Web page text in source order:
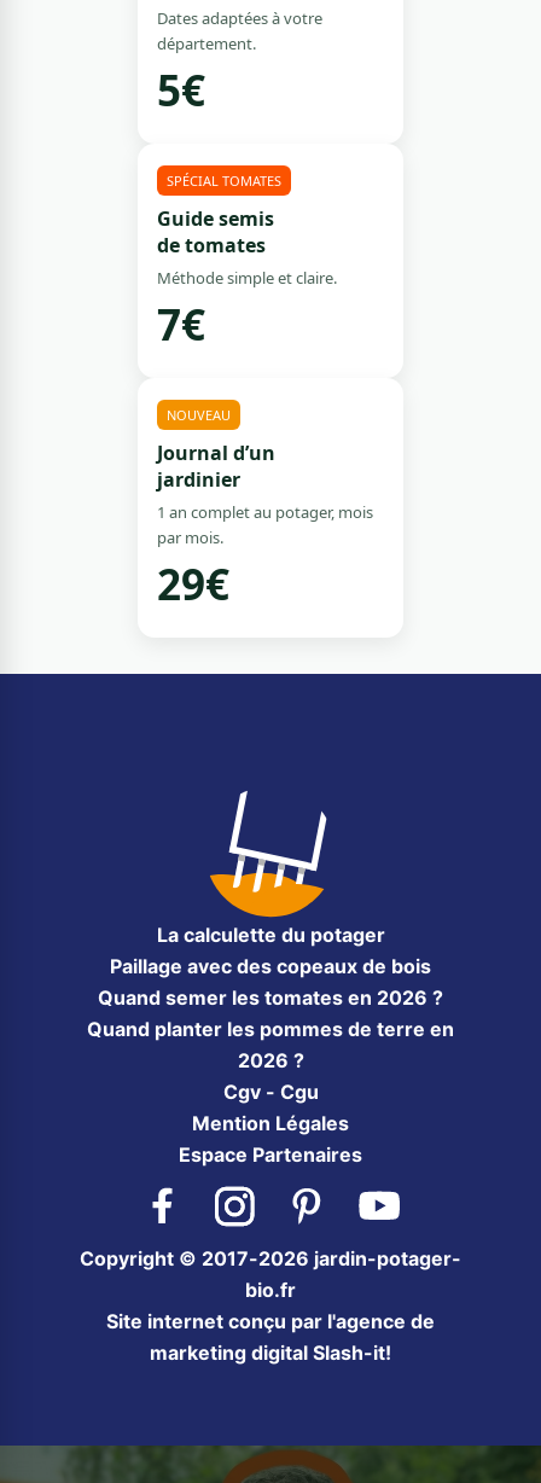
Dates adaptées à votre
département.
5€
SPÉCIAL TOMATES
Guide semis
de tomates
Méthode simple et claire.
7€
NOUVEAU
Journal d’un
jardinier
1 an complet au potager, mois
par mois.
29€
La calculette du potager
Paillage avec des copeaux de bois
Quand semer les tomates en 2026 ?
Quand planter les pommes de terre en
2026 ?
Cgv - Cgu
Mention Légales
Espace Partenaires
Facebook InstagramPinterest YouTube
Copyright © 2017-2026 jardin-potager-
bio.fr
Site internet conçu par l'agence de
marketing digital Slash-it!